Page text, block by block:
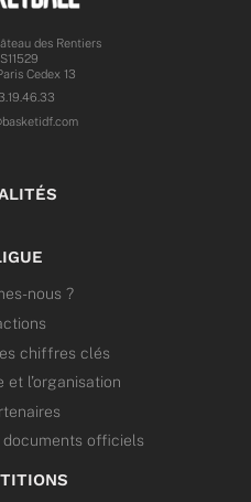
des Rentiers
Cedex 13
nous ?
chiffres clés
et l’organisation
officiels